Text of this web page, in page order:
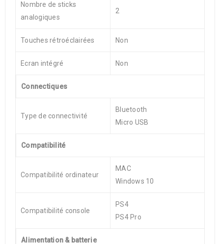
Nombre de sticks
analogiques
2
Touches rétroéclairées Non
Ecran intégré Non
Connectiques
Type de connectivité
Bluetooth
Micro USB
Compatibilité
Compatibilité ordinateur
MAC
Windows 10
Compatibilité console
PS4
PS4 Pro
Alimentation & batterie